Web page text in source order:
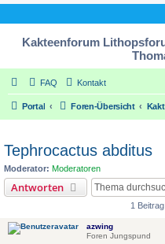
Kakteenforum
FAQ Kontakt
Portal Foren-Übersicht
Tephrocactus abditus
Moderator: Moderatoren
Antworten
1
azwing
Foren Jungspund